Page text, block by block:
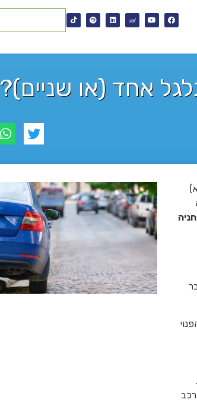
אחד (או שניים)?​
על המדרכה, למעט במקרים חריגים. תקנה 72(א)
חניה
הפנוי
לפחות בין הרכב